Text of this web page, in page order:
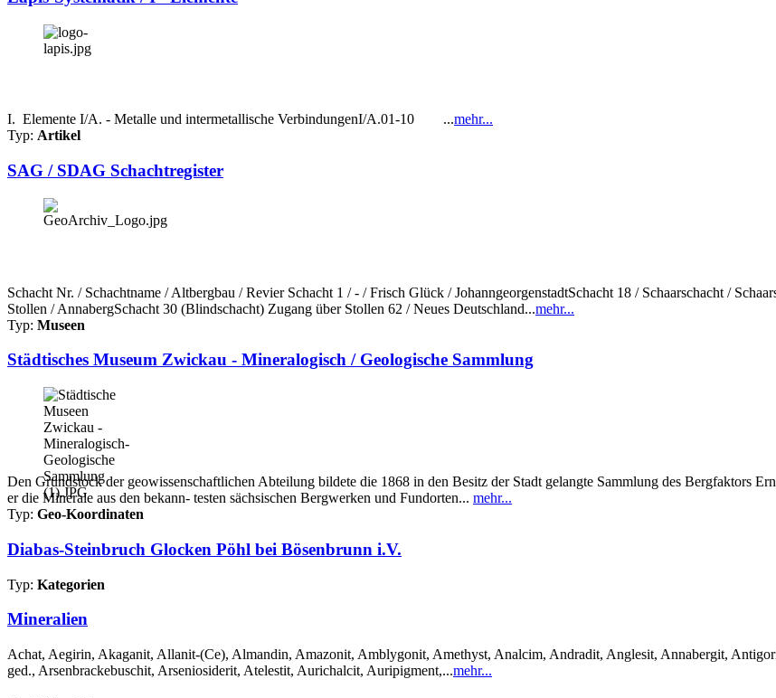
I. Elemente I/A. - Metalle und intermetallische VerbindungenI/A.01-10 ...mehr...
Typ: Artikel
SAG / SDAG Schachtregister
Schacht Nr. / Schachtname / Altbergbau / Revier Schacht 1 / - / Frisch Glück / JohanngeorgenstadtSchacht 18 / Schaarschacht /
Stollen / AnnabergSchacht 30 (Blindschacht) Zugang über Stollen 62 / Neues Deutschland...mehr...
Typ: Museen
Städtisches Museum Zwickau - Mineralogisch / Geologische Sammlung
Den Grundstock der geowissenschaftlichen Abteilung bildete die 1868 in den Besitz der Stadt gelangte Sammlung des Bergfaktors
er die Minerale aus den bekann- testen sächsischen Bergwerken und Fundorten... mehr...
Typ: Geo-Koordinaten
Diabas-Steinbruch Glocken Pöhl bei Bösenbrunn i.V.
Typ: Kategorien
Mineralien
Achat, Aegirin, Akaganit, Allanit-(Ce), Almandin, Amazonit, Amblygonit, Amethyst, Analcim, Andradit, Anglesit, Annabergit,
ged., Arsenbrackebuschit, Arseniosiderit, Atelestit, Aurichalcit, Auripigment,...mehr...